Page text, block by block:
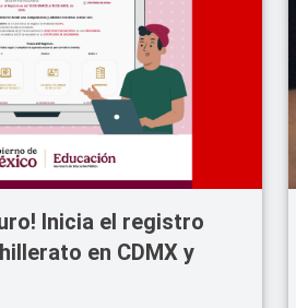
Inicia el registro
en CDMX y